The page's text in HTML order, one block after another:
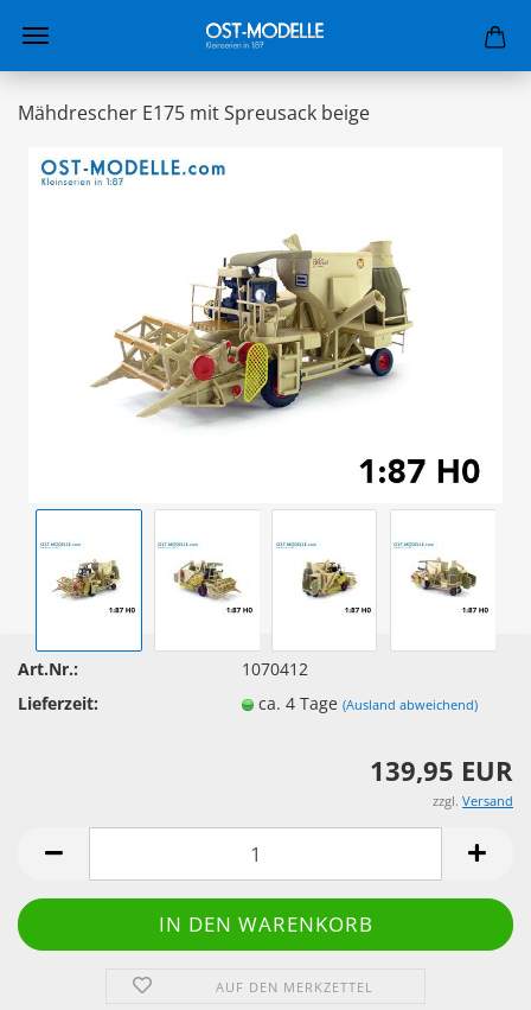
Mähdrescher E175 mit Spreusack beige
Art.Nr.:
1070412
Lieferzeit:
ca. 4 Tage(Ausland abweichend)
139,95 EUR
zzgl. Versand
AUF DEN MERKZETTEL